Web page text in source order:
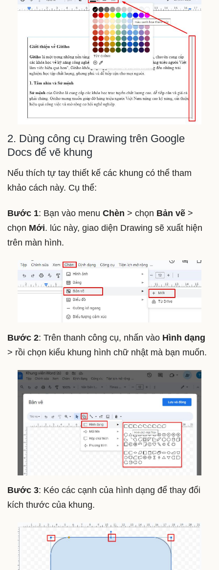
2. Dùng công cụ Drawing trên Google
Docs để vẽ khung
Nếu thích tự tay thiết kế các khung có thể tham
khảo cách này. Cụ thể:
Bước 1: Bạn vào menu Chèn > chọn Bản vẽ >
chọn Mới. lúc này, giao diện Drawing sẽ xuất hiện
trên màn hình.
Bước 2: Trên thanh công cụ, nhấn vào Hình dạng
> rồi chọn kiểu khung hình chữ nhật mà bạn muốn.
Bước 3: Kéo các cạnh của hình dạng để thay đổi
kích thước của khung.